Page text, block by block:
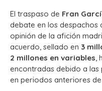
El traspaso de Fran
debate en los despachos
opinión de la afición
acuerdo, sellado en 3
2 millones en variables
encontradas debido a
en periodos anteriores